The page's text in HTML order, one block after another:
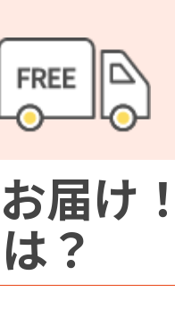
届け！
？